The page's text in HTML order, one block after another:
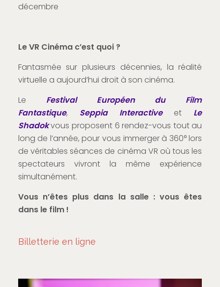
décembre
Le VR Cinéma c’est quoi ?
Fantasmée sur plusieurs décennies, la réalité
virtuelle a aujourd’hui droit à son cinéma.
Le Festival Européen du Film
Fantastique, Seppia Interactive et Le
Shadokvous proposent 6 rendez-vous tout au
long de l’année, pour vous immerger à 360° lors
de véritables séances de cinéma VR où tous les
spectateurs vivront la même expérience
simultanément.
Vous n’êtes plus dans la salle : vous êtes
dans le film !
Billetterie en ligne